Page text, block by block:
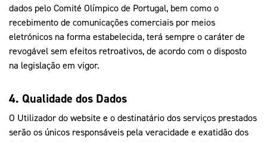
dados pelo Comité Olímpico de Portugal, bem como o
recebimento de comunicações comerciais por meios
eletrónicos na forma estabelecida, terá sempre o caráter de
revogável sem efeitos retroativos, de acordo com o disposto
na legislação em vigor.
4. Qualidade dos Dados
O Utilizador do website e o destinatário dos serviços prestados
serão os únicos responsáveis pela veracidade e exatidão dos